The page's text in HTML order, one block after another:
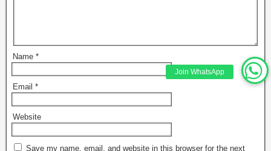
Join WhatsApp
Name *
Email *
Website
Save my name, email, and website in this browser for the next